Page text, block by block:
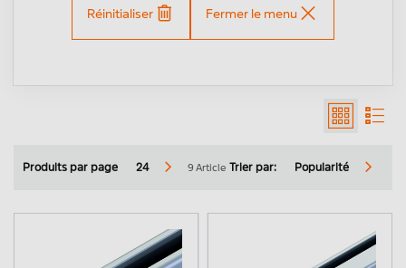
Réinitialiser Fermer le menu
Produits par page 24 9 Article Trier par: Popularité